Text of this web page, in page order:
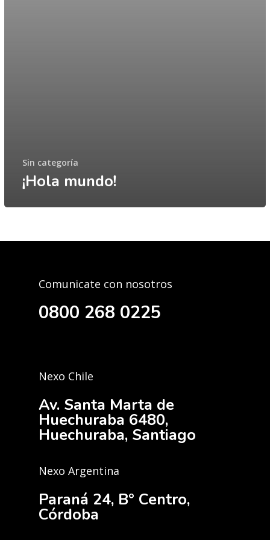
Sin categoría
¡Hola mundo!
Comunicate con nosotros
0800 268 0225
Nexo Chile
Av. Santa Marta de
Huechuraba 6480,
Huechuraba, Santiago
Nexo Argentina
Paraná 24, Bº Centro,
Córdoba